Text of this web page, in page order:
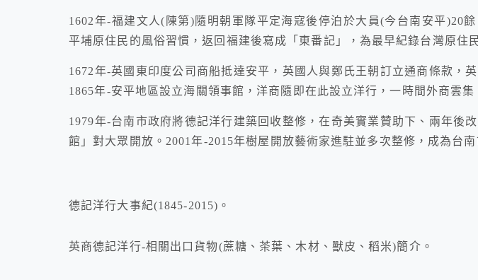
1602年-福建文人(陳第)隨明朝軍隊平定海寇後停泊於大員(今台南安平)20
平埔原住民的風俗習慣，返回福建後寫成「東番記」，為最早紀錄台灣原住
1672年-英國東印度公司商船抵達安平，英國人與鄭氏王朝訂立通商條款，
1865年-安平地區設立海關領事館，洋商隨即在此設立洋行，一時間外商雲集
1979年-台南市政府將德記洋行建築回收整修，在奇美實業贊助下、兩年後
館」對大眾開放。2001年-2015年樹屋開放藝術家進駐並多次整修，成為台南
德記洋行大事紀(1845-2015)。
英商德記洋行-相關出口貨物(蔗糖、茶葉、木材、獸皮、稻米)簡介。